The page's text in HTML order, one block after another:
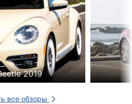
2019
все обзоры